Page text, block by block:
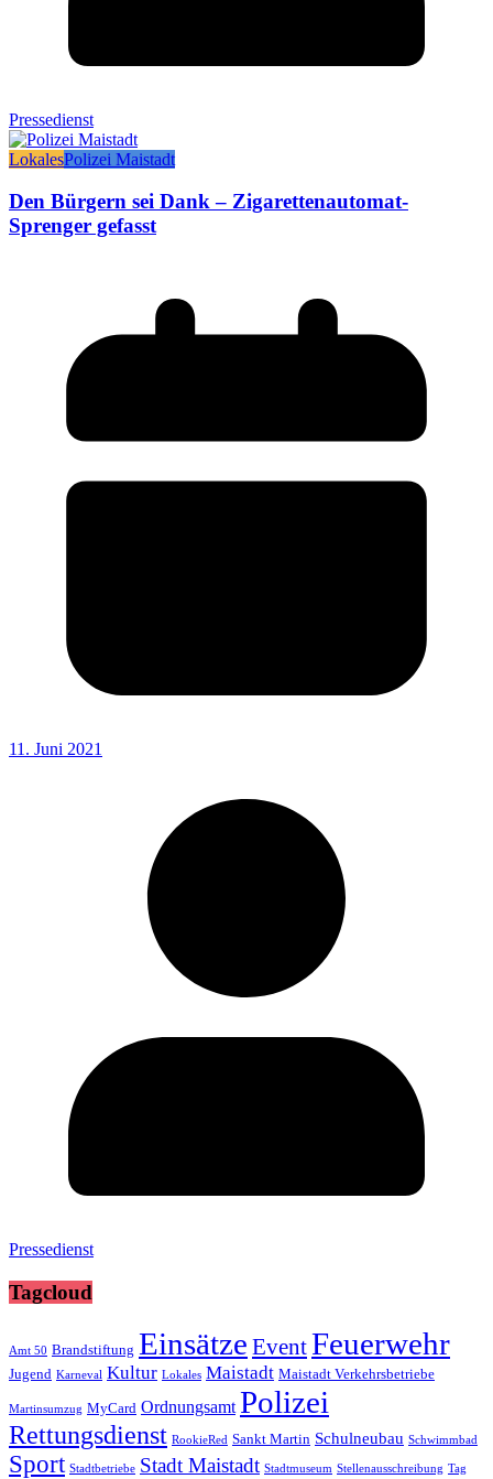
Pressedienst
LokalesPolizei Maistadt
Den Bürgern sei Dank – Zigarettenautomat-
Sprenger gefasst
11. Juni 2021
Pressedienst
Tagcloud
Amt 50 Brandstiftung Einsätze EventFeuerwehr
Jugend Karneval Kultur Lokales Maistadt Maistadt Verkehrsbetriebe
Martinsumzug MyCard Ordnungsamt Polizei
Rettungsdienst RookieRed Sankt Martin Schulneubau Schwimmbad
Sport Stadtbetriebe Stadt Maistadt Stadtmuseum Stellenausschreibung Tag